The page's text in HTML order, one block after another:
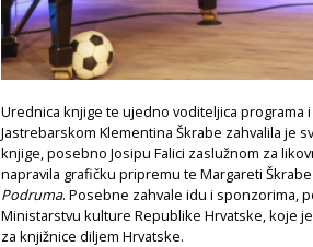
Urednica knjige te ujedno voditeljica programa
Jastrebarskom Klementina Škrabe zahvalila je
knjige, posebno Josipu Falici zaslužnom za
napravila grafičku pripremu te Margareti
Podruma. Posebne zahvale idu i sponzorima,
Ministarstvu kulture Republike Hrvatske, koje
za knjižnice diljem Hrvatske.